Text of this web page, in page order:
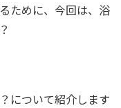
ために、今回は、浴
について紹介します